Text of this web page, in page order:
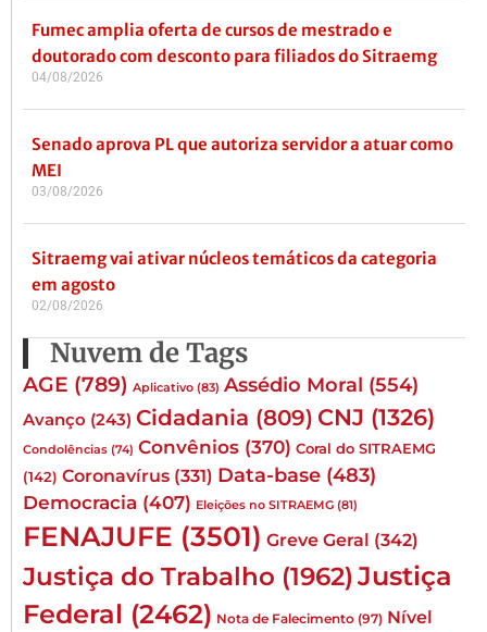
Fumec amplia oferta de cursos de mestrado e
doutorado com desconto para filiados do Sitraemg
04/08/2026
Senado aprova PL que autoriza servidor a atuar como
MEI
03/08/2026
Sitraemg vai ativar núcleos temáticos da categoria
em agosto
02/08/2026
Nuvem de Tags
AGE (789) Aplicativo (83) Assédio Moral (554)
Avanço (243) Cidadania (809) CNJ (1326)
Condolências (74) Convênios (370) Coral do SITRAEMG
(142) Coronavírus (331) Data-base (483)
Democracia (407) Eleições no SITRAEMG (81)
FENAJUFE (3501) Greve Geral (342)
Justiça do Trabalho (1962) Justiça
Federal (2462) Nota de Falecimento (97) Nível